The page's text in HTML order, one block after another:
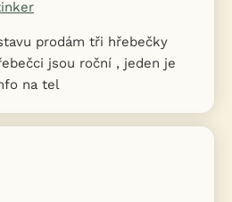
prodám tři hřebečky
jsou roční , jeden je
na tel